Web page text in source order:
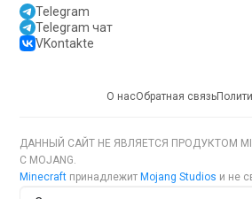
Telegram
Telegram чат
VKontakte
О насОбратная связь
ДАННЫЙ САЙТ НЕ ЯВЛЯЕТСЯ ПРОДУКТОМ
С MOJANG.
Minecraft принадлежит Mojang Studios и не